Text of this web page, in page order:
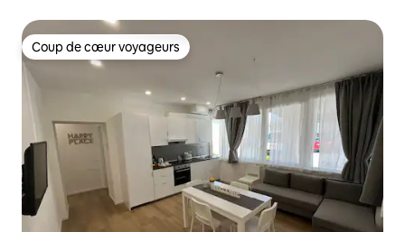
Coup de cœur voyageurs
Coup de cœur voyageurs